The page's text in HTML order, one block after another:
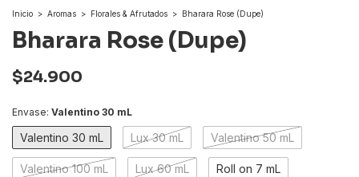
Inicio > Aromas > Florales & Afrutados > Bharara Rose (Dupe)
Bharara Rose (Dupe)
$24.900
Envase: Valentino 30 mL
Valentino 30 mL Lux 30 mL Valentino 50 mL
Valentino 100 mL Lux 60 mL Roll on 7 mL